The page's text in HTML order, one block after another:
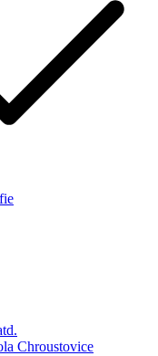
Chroustovice